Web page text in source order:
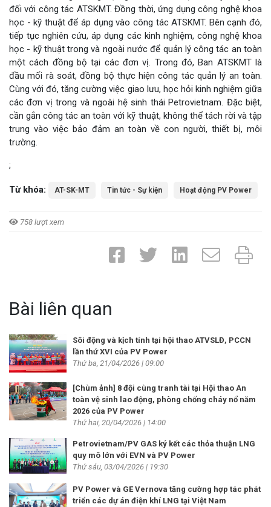
đối với công tác ATSKMT. Đồng thời, ứng dụng công nghệ khoa
học - kỹ thuật để áp dụng vào công tác ATSKMT. Bên cạnh đó,
tiếp tục nghiên cứu, áp dụng các kinh nghiệm, công nghệ khoa
học - kỹ thuật trong và ngoài nước để quản lý công tác an toàn
một cách đồng bộ tại các đơn vị. Trong đó, Ban ATSKMT là
đầu mối rà soát, đồng bộ thực hiện công tác quản lý an toàn.
Cùng với đó, tăng cường việc giao lưu, học hỏi kinh nghiệm giữa
các đơn vị trong và ngoài hệ sinh thái Petrovietnam. Đặc biệt,
cần gắn công tác an toàn với kỹ thuật, không thể tách rời và tập
trung vào việc bảo đảm an toàn về con người, thiết bị, môi
trường.
;
Từ khóa: AT-SK-MT Tin tức - Sự kiện Hoạt động PV Power
758 lượt xem
Bài liên quan
Sôi động và kịch tính tại hội thao ATVSLĐ, PCCN
lần thứ XVI của PV Power
Thứ ba, 21/04/2026 | 09:00
[Chùm ảnh] 8 đội cùng tranh tài tại Hội thao An
toàn vệ sinh lao động, phòng chống cháy nổ năm
2026 của PV Power
Thứ hai, 20/04/2026 | 14:00
Petrovietnam/PV GAS ký kết các thỏa thuận LNG
quy mô lớn với EVN và PV Power
Thứ sáu, 03/04/2026 | 19:30
PV Power và GE Vernova tăng cường hợp tác phát
triển các dự án điện khí LNG tại Việt Nam